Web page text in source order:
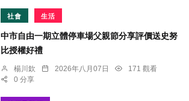
社會 生活
中市自由一期立體停車場父親節分享評價送史努
比授權好禮
楊川欽 2026年八月07日
171 觀看
0 分享